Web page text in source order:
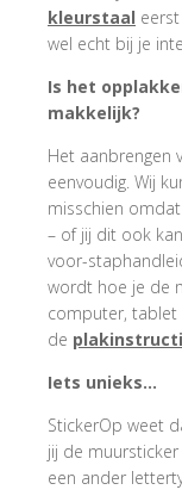
kleurstaal
wel echt bij je
Is het
makkelijk?
Het aanbrengen
eenvoudig. Wij
misschien
– of jij dit ook
voor-
wordt hoe je de
computer, tablet
de
Iets unieks…
StickerOp weet
jij de
een ander